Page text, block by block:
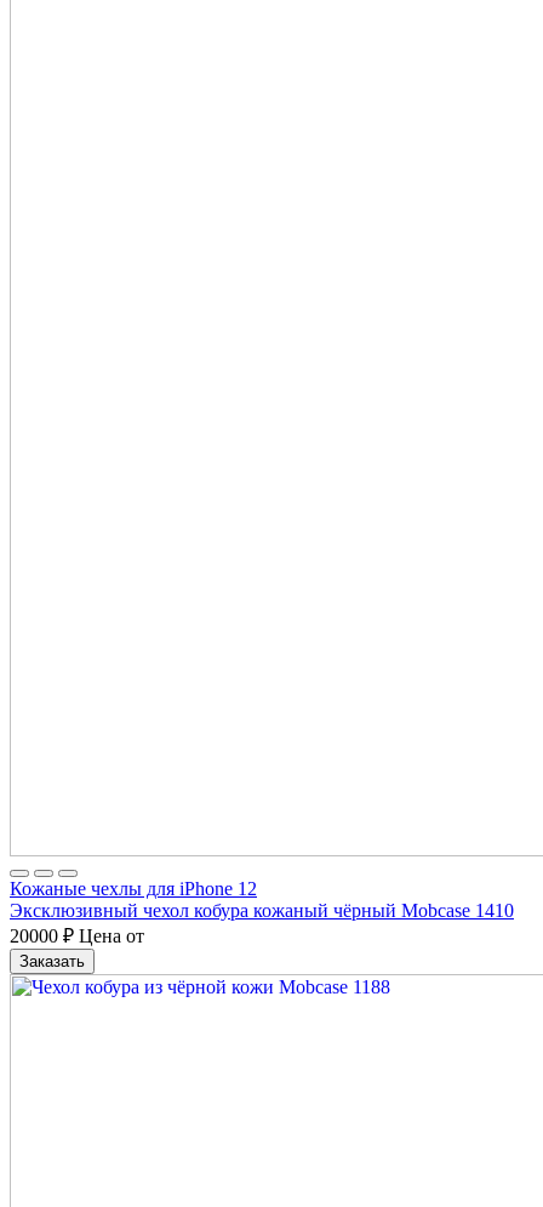
Кожаные чехлы для iPhone 12
Эксклюзивный чехол кобура кожаный чёрный Mobcase 1410
20000 ₽ Цена от
Заказать